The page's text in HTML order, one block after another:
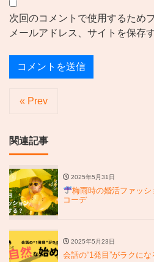
次回のコメントで使用するため
メールアドレス、サイトを保存す
« Prev
関連記事
2025年5月31日
梅雨時の婚活ファッ
コーデ
2025年5月23日
会話の“1発目”がラクに